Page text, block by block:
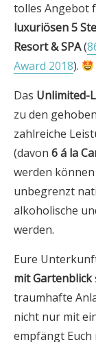
tolles Angebot
luxuriösen 5
Resort & SPA(
Award 2018).
Das Unlimited-
zu den
zahlreiche
(davon 6 á la
werden
unbegrenzt
alkoholische
werden.
Eure
mit Gartenblick
traumhafte
nicht nur mit
empfängt